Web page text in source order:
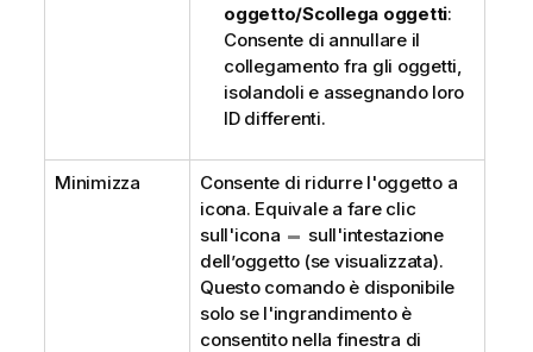
oggetto/Scollega oggetti:
Consente di annullare il
collegamento fra gli oggetti,
isolandoli e assegnando loro
ID differenti.
Minimizza
Consente di ridurre l'oggetto a
icona. Equivale a fare clic
sull'icona
sull'intestazione
dell’oggetto (se visualizzata).
Questo comando è disponibile
solo se l'ingrandimento è
consentito nella finestra di